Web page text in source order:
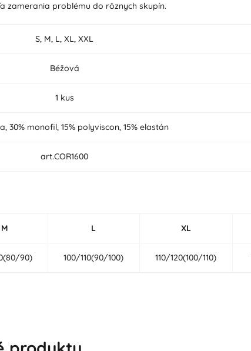
zamerania problému do rôznych skupín.
S, M, L, XL, XXL
Béžová
1 kus
30% monofil, 15% polyviscon, 15% elastán
art.COR1600
M L XL
90) 100/110(90/100) 110/120(100/110)